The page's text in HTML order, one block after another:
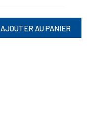
AJOUTER AU PANIER